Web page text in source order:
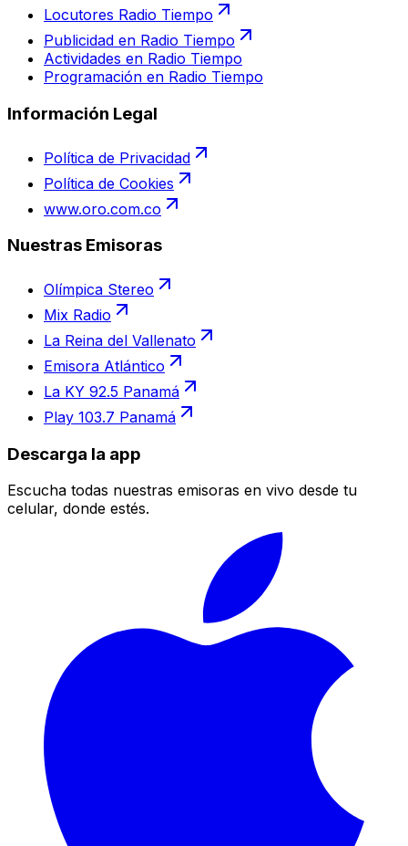
Locutores Radio Tiempo
Publicidad en Radio Tiempo
Actividades en Radio Tiempo
Programación en Radio Tiempo
Información Legal
Política de Privacidad
Política de Cookies
www.oro.com.co
Nuestras Emisoras
Olímpica Stereo
Mix Radio
La Reina del Vallenato
Emisora Atlántico
La KY 92.5 Panamá
Play 103.7 Panamá
Descarga la app
Escucha todas nuestras emisoras en vivo desde tu
celular, donde estés.